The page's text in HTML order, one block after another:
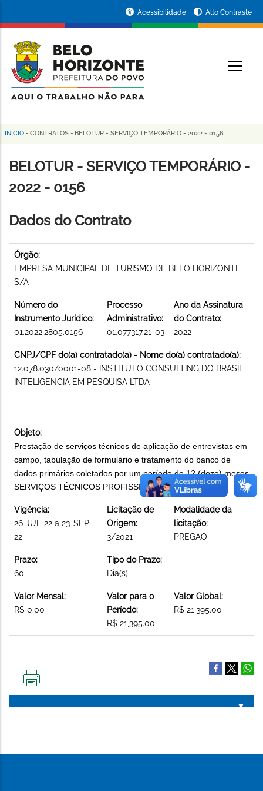
conteúdo
principal
da
Prefeitura
de
Horizonte
Acessibilidade Alto Contraste
Trilha
de
navegação
INÍCIO - CONTRATOS - BELOTUR - SERVIÇO TEMPORÁRIO - 2022 - 0156
BELOTUR - SERVIÇO TEMPORÁRIO -
2022 - 0156
Dados do Contrato
Órgão:
EMPRESA MUNICIPAL DE TURISMO DE BELO HORIZONTE
S/A
Número do
Instrumento Jurídico:
01.2022.2805.0156
Processo
Administrativo:
01.077317.21-03
Ano da Assinatura
do Contrato:
2022
CNPJ/CPF do(a) contratado(a) - Nome do(a) contratado(a):
12.078.030/0001-08 - INSTITUTO CONSULTING DO BRASIL
INTELIGENCIA EM PESQUISA LTDA
Objeto:
Prestação de serviços técnicos de aplicação de entrevistas em
campo, tabulação de formulário e tratamento do banco de
dados primários coletados por um período de 12 (doze) meses
SERVIÇOS TÉCNICOS PROFISSIONAIS
Vigência:
26-JUL-22 a 23-SEP-
22
Licitação de
Origem:
3/2021
Modalidade da
licitação:
PREGAO
Prazo:
60
Tipo do Prazo:
Dia(s)
Valor Mensal:
R$ 0.00
Valor para o
Período:
R$ 21,395.00
Valor Global:
R$ 21,395.00
PÁGINA